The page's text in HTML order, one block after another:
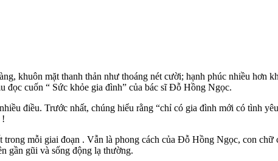
khuôn mặt thanh thản như thoáng nét cười; hạnh phúc nhiều hơn
đọc cuốn “ Sức khỏe gia đình” của bác sĩ Đỗ Hồng Ngọc.
điều. Trước nhất, chúng hiểu rằng “chỉ có gia đình mới có tình
!
mỗi giai đoạn . Vẫn là phong cách của Đỗ Hồng Ngọc, con
gần gũi và sống động lạ thường.